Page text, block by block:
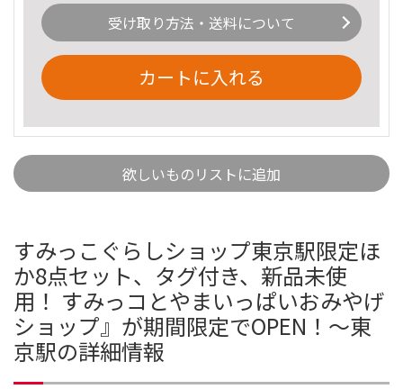
受け取り方法・送料について
カートに入れる
欲しいものリストに追加
すみっこぐらしショップ東京駅限定ほ
か8点セット、タグ付き、新品未使
用！ すみっコとやまいっぱいおみやげ
ショップ』が期間限定でOPEN！～東
京駅の詳細情報